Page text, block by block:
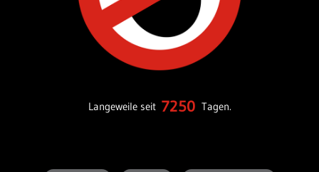
Langeweile seit 7250 Tagen.